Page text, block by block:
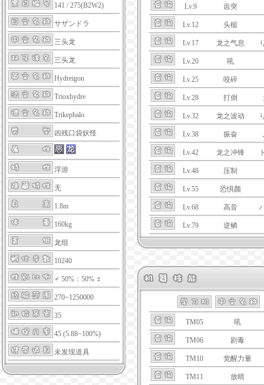
141 / 275(B2W2)
サザンドラ
三头龙
三头龙
Hydreigon
Trioxhydre
Trikephalo
凶残口袋妖怪
浮游
无
1.8m
160kg
龙组
10240
♂ 50%：50% ♀
270~1250000
35
45 (5.88~100%)
未发现道具
Lv.9 齿突
Lv.12 头槌
Lv.17 龙之气息
Lv.20 吼
Lv.25 咬碎
Lv.28 打倒
Lv.32 龙之波动
Lv.38 振奋
Lv.42 龙之冲锋
Lv.48 压制
Lv.55 恐惧颜
Lv.68 高音
Lv.79 逆鳞
TM05 吼
TM06 剧毒
TM10 觉醒力量
TM11 放晴